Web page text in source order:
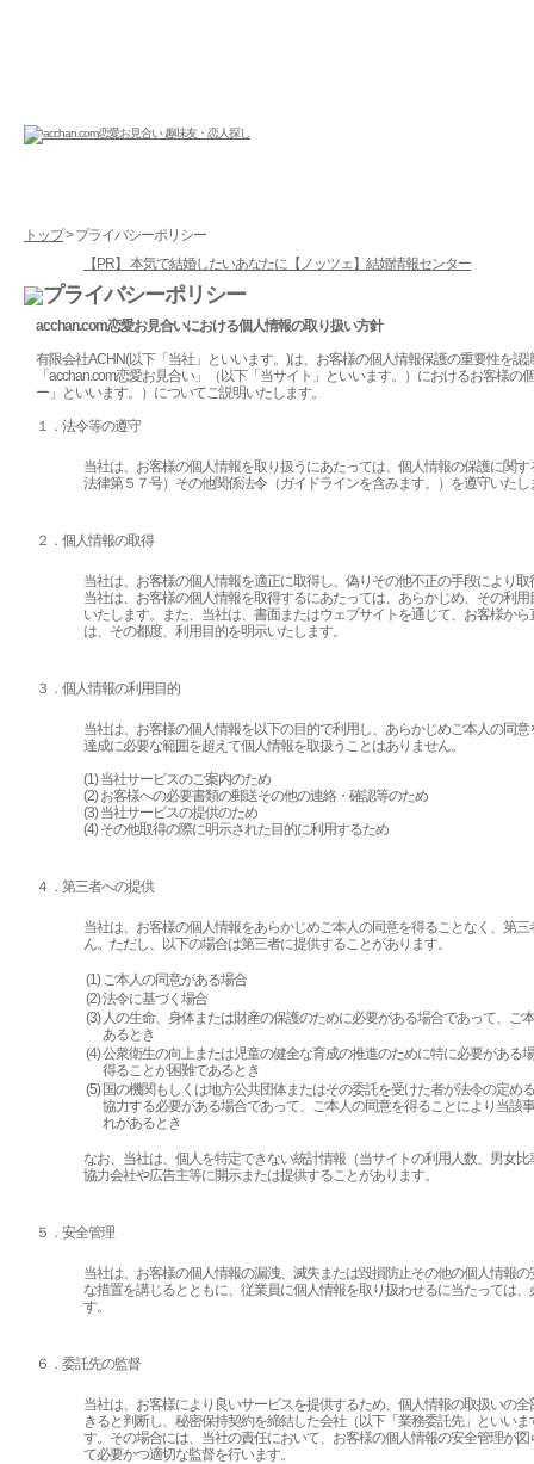
トップ> プライバシーポリシー
【PR】 本気で結婚したいあなたに【ノッツェ】結婚情報センター
acchan.com恋愛お見合いにおける個人情報の取り扱い方針
有限会社ACHN(以下「当社」といいます。)は、お客様の個人情報保護の重要性を認
「acchan.com恋愛お見合い」（以下「当サイト」といいます。）におけるお客様
ー」といいます。）についてご説明いたします。
１．法令等の遵守
当社は、お客様の個人情報を取り扱うにあたっては、個人情報の保護に関
法律第５７号）その他関係法令（ガイドラインを含みます。）を遵守いたし
２．個人情報の取得
当社は、お客様の個人情報を適正に取得し、偽りその他不正の手段により
当社は、お客様の個人情報を取得するにあたっては、あらかじめ、その利
いたします。また、当社は、書面またはウェブサイトを通じて、お客様か
は、その都度、利用目的を明示いたします。
３．個人情報の利用目的
当社は、お客様の個人情報を以下の目的で利用し、あらかじめご本人の同
達成に必要な範囲を超えて個人情報を取扱うことはありません。
(1) 当社サービスのご案内のため
(2) お客様への必要書類の郵送その他の連絡・確認等のため
(3) 当社サービスの提供のため
(4) その他取得の際に明示された目的に利用するため
４．第三者への提供
当社は、お客様の個人情報をあらかじめご本人の同意を得ることなく、第
ん。ただし、以下の場合は第三者に提供することがあります。
(1) ご本人の同意がある場合
(2)法令に基づく場合
(3) 人の生命、身体または財産の保護のために必要がある場合であって、ご
あるとき
(4)公衆衛生の向上または児童の健全な育成の推進のために特に必要がある
得ることが困難であるとき
(5) 国の機関もしくは地方公共団体またはその委託を受けた者が法令の定め
協力する必要がある場合であって、ご本人の同意を得ることにより当該
れがあるとき
なお、当社は、個人を特定できない統計情報（当サイトの利用人数、男女
協力会社や広告主等に開示または提供することがあります。
５．安全管理
当社は、お客様の個人情報の漏洩、滅失または毀損防止その他の個人情報
な措置を講じるとともに、従業員に個人情報を取り扱わせるに当たっては
す。
６．委託先の監督
当社は、お客様により良いサービスを提供するため、個人情報の取扱いの
きると判断し、秘密保持契約を締結した会社（以下「業務委託先」といい
す。その場合には、当社の責任において、お客様の個人情報の安全管理が
て必要かつ適切な監督を行います。